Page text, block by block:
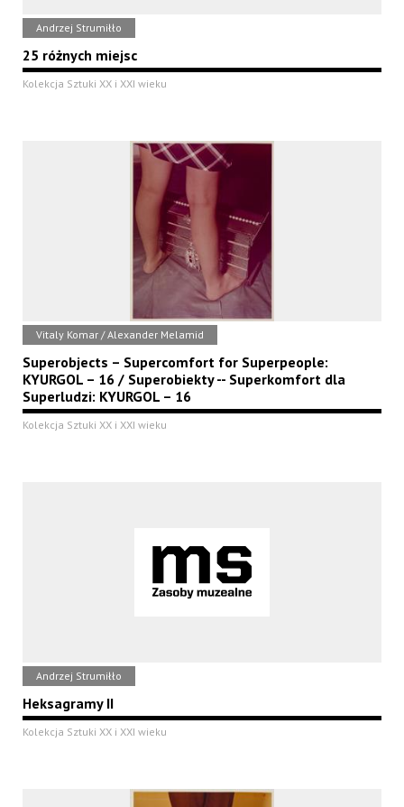
Andrzej Strumiłło
25 różnych miejsc
Kolekcja Sztuki XX i XXI wieku
Vitaly Komar / Alexander Melamid
Superobjects – Supercomfort for Superpeople:
KYURGOL – 16 / Superobiekty -- Superkomfort dla
Superludzi: KYURGOL – 16
Kolekcja Sztuki XX i XXI wieku
Andrzej Strumiłło
Heksagramy II
Kolekcja Sztuki XX i XXI wieku